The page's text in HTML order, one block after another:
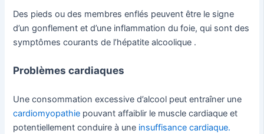
Des pieds ou des membres enflés peuvent être le signe
d’un gonflement et d’une inflammation du foie, qui sont des
symptômes courants de l’hépatite alcoolique .
Problèmes cardiaques
Une consommation excessive d’alcool peut entraîner une
cardiomyopathie pouvant affaiblir le muscle cardiaque et
potentiellement conduire à une insuffisance cardiaque.